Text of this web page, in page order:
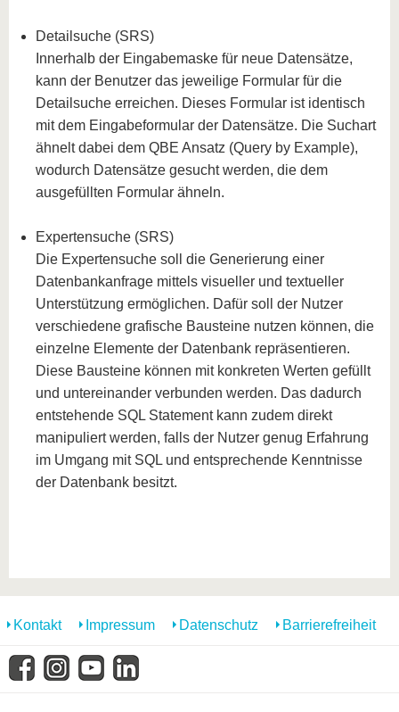
Detailsuche (SRS)
Innerhalb der Eingabemaske für neue Datensätze,
kann der Benutzer das jeweilige Formular für die
Detailsuche erreichen. Dieses Formular ist identisch
mit dem Eingabeformular der Datensätze. Die Suchart
ähnelt dabei dem QBE Ansatz (Query by Example),
wodurch Datensätze gesucht werden, die dem
ausgefüllten Formular ähneln.
Expertensuche (SRS)
Die Expertensuche soll die Generierung einer
Datenbankanfrage mittels visueller und textueller
Unterstützung ermöglichen. Dafür soll der Nutzer
verschiedene grafische Bausteine nutzen können, die
einzelne Elemente der Datenbank repräsentieren.
Diese Bausteine können mit konkreten Werten gefüllt
und untereinander verbunden werden. Das dadurch
entstehende SQL Statement kann zudem direkt
manipuliert werden, falls der Nutzer genug Erfahrung
im Umgang mit SQL und entsprechende Kenntnisse
der Datenbank besitzt.
Kontakt Impressum Datenschutz Barrierefreiheit